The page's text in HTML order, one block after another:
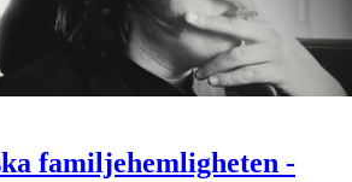
familjehemligheten -